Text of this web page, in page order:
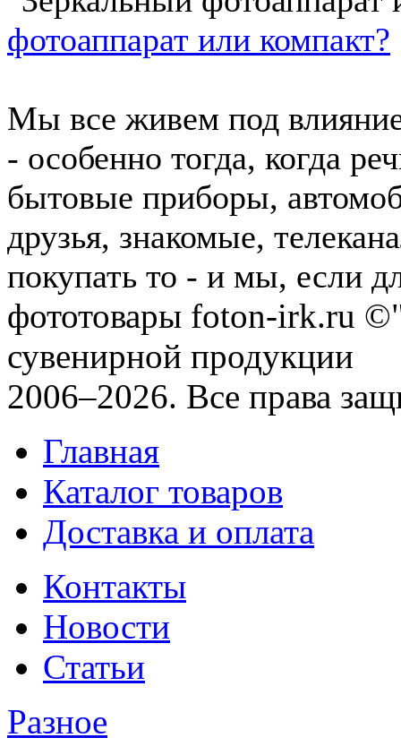
фотоаппарат или компакт?
Мы все живем под
- особенно тогда, когда
бытовые приборы,
друзья, знакомые,
покупать то - и мы, если
фототовары foton-irk.ru
сувенирной продукции
2006–2026. Все права
Главная
Каталог товаров
Доставка и оплата
Контакты
Новости
Статьи
Разное